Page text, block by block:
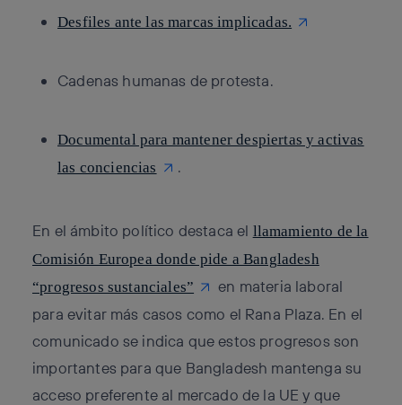
Desfiles ante las marcas implicadas.
Cadenas humanas de protesta.
Documental para mantener despiertas y activas
las conciencias
.
En el ámbito político destaca el llamamiento de la
Comisión Europea donde pide a Bangladesh
“progresos sustanciales”
en materia laboral
para evitar más casos como el Rana Plaza. En el
comunicado se indica que estos progresos son
importantes para que Bangladesh mantenga su
acceso preferente al mercado de la UE y que